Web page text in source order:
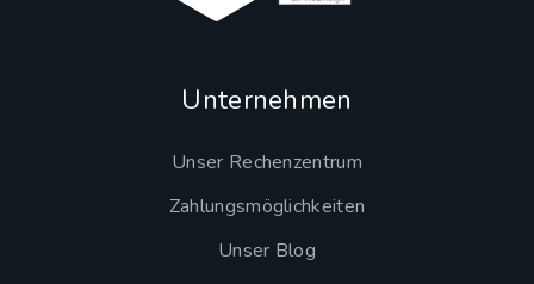
Unternehmen
Unser Rechenzentrum
Zahlungsmöglichkeiten
Unser Blog